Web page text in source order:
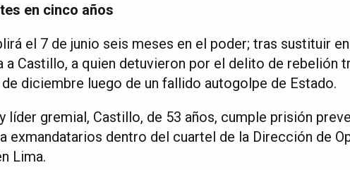
en cinco años
el 7 de junio seis meses en el poder; tras sustituir
a Castillo, a quien detuvieron por el delito de rebelión
diciembre luego de un fallido autogolpe de Estado.
líder gremial, Castillo, de 53 años, cumple prisión
exmandatarios dentro del cuartel de la Dirección de
Lima.